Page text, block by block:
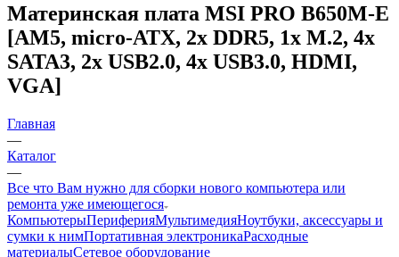
Материнская плата MSI PRO B650M-E
[AM5, micro-ATX, 2x DDR5, 1x M.2, 4x
SATA3, 2x USB2.0, 4x USB3.0, HDMI,
VGA]
Главная
—
Каталог
—
Все что Вам нужно для сборки нового компьютера или
ремонта уже имеющегося
КомпьютерыПериферияМультимедияНоутбуки, аксессуары и
сумки к нимПортативная электроникаРасходные
материалыСетевое оборудование